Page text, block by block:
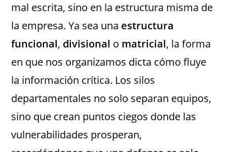
mal escrita, sino en la estructura misma de
la empresa. Ya sea una estructura
funcional, divisional o matricial, la forma
en que nos organizamos dicta cómo fluye
la información crítica. Los silos
departamentales no solo separan equipos,
sino que crean puntos ciegos donde las
vulnerabilidades prosperan,